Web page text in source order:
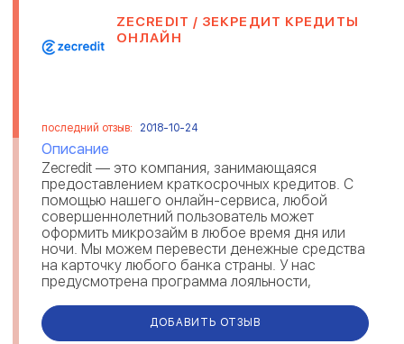
ZECREDIT / ЗЕКРЕДИТ КРЕДИТЫ
ОНЛАЙН
последний отзыв: 2018-10-24
Описание
Zecredit — это компания, занимающаяся
предоставлением краткосрочных кредитов. С
помощью нашего онлайн-сервиса, любой
совершеннолетний пользователь может
оформить микрозайм в любое время дня или
ночи. Мы можем перевести денежные средства
на карточку любого банка страны. У нас
предусмотрена программа лояльности,
ставку, а также уве...
ДОБАВИТЬ ОТЗЫВ